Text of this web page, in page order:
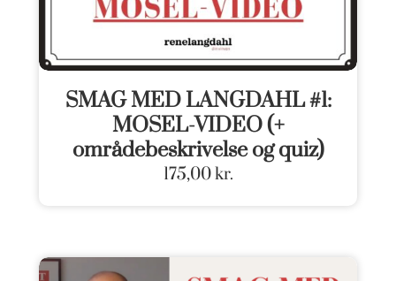
SMAG MED LANGDAHL #1:
MOSEL-VIDEO (+
områdebeskrivelse og quiz)
175,00kr.